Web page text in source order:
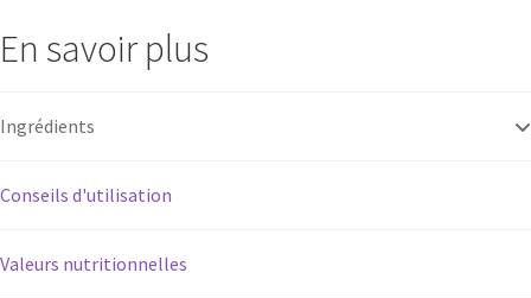
En savoir plus
Ingrédients
Conseils d'utilisation
Valeurs nutritionnelles